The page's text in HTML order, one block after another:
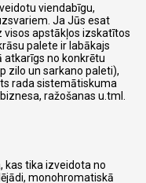
viendabīgu,
Ja Jūs esat
visos apstākļos izskatītos
palete ir labākajs
atkarīgs no konkrētu
zilo un sarkano paleti),
rada sistemātiskuma
ražošanas u.tml.
kas tika izveidota no
monohromatiskā